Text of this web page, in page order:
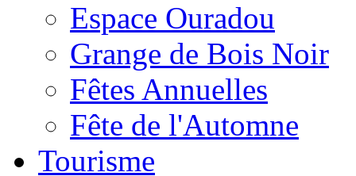
Espace Ouradou
Grange de Bois Noir
Fêtes Annuelles
Fête de l'Automne
Tourisme